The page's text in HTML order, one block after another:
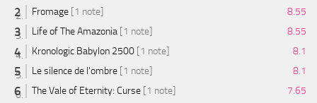
Fromage [1 note]
8.55
Life of The Amazonia [1 note]
8.55
Kronologic Babylon 2500 [1 note]
8.1
Le silence de l'ombre [1 note]
8.1
The Vale of Eternity: Curse [1 note]
7.65